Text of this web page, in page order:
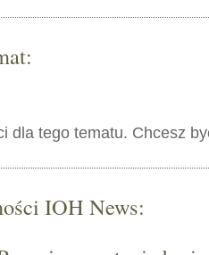
dla tego tematu. Chcesz
IOH News: